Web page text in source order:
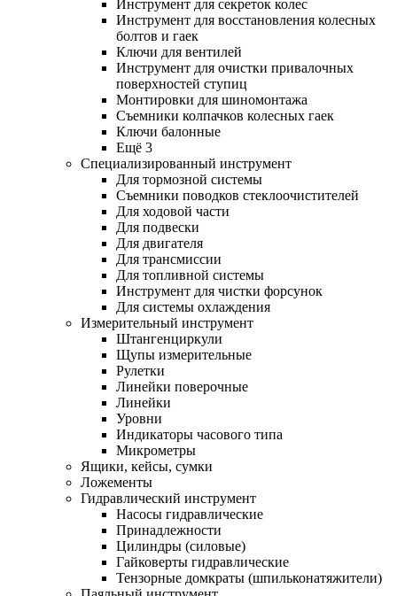
Инструмент для секреток колес
Инструмент для восстановления колесных
болтов и гаек
Ключи для вентилей
Инструмент для очистки привалочных
поверхностей ступиц
Монтировки для шиномонтажа
Съемники колпачков колесных гаек
Ключи балонные
Ещё 3
Специализированный инструмент
Для тормозной системы
Съемники поводков стеклоочистителей
Для ходовой части
Для подвески
Для двигателя
Для трансмиссии
Для топливной системы
Инструмент для чистки форсунок
Для системы охлаждения
Измерительный инструмент
Штангенциркули
Щупы измерительные
Рулетки
Линейки поверочные
Линейки
Уровни
Индикаторы часового типа
Микрометры
Ящики, кейсы, сумки
Ложементы
Гидравлический инструмент
Насосы гидравлические
Принадлежности
Цилиндры (силовые)
Гайковерты гидравлические
Тензорные домкраты (шпильконатяжители)